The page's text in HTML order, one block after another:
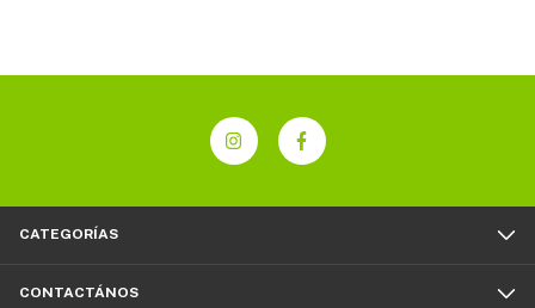
CATEGORÍAS
CONTACTÁNOS